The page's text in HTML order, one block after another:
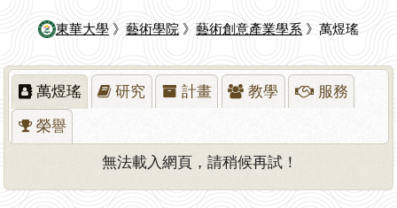
東華大學 》 藝術學院 》 藝術創意產業學系 》萬煜瑤
萬煜瑤 研究 計畫 教學 服務
榮譽
無法載入網頁，請稍候再試！